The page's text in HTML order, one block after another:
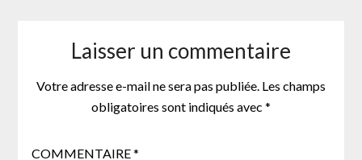
Laisser un commentaire
Votre adresse e-mail ne sera pas publiée. Les champs
obligatoires sont indiqués avec *
COMMENTAIRE*